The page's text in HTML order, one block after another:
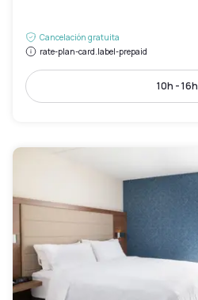
Cancelación gratuita
rate-plan-card.label-prepaid
10h - 16h